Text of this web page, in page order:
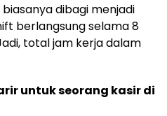
dibagi menjadi
berlangsung selama 8
total jam kerja dalam
untuk seorang kasir di